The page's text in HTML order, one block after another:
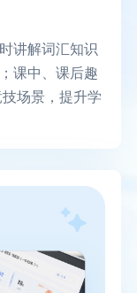
讲解词汇知识
课中、课后趣
场景，提升学